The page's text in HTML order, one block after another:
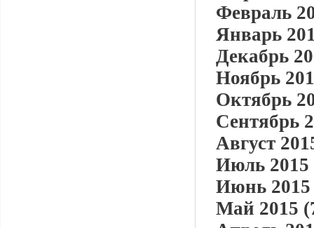
Февраль
Январь
Декабрь
Ноябрь
Октябрь
Сентябрь
Август
Июль 2015
Июнь 2015
Май 2015